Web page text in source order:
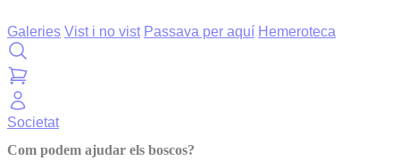
Galeries Vist i no vist Passava per aquí Hemeroteca
Societat
Com podem ajudar els boscos?